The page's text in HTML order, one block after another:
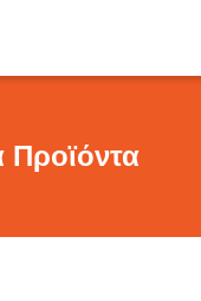
Προϊόντα